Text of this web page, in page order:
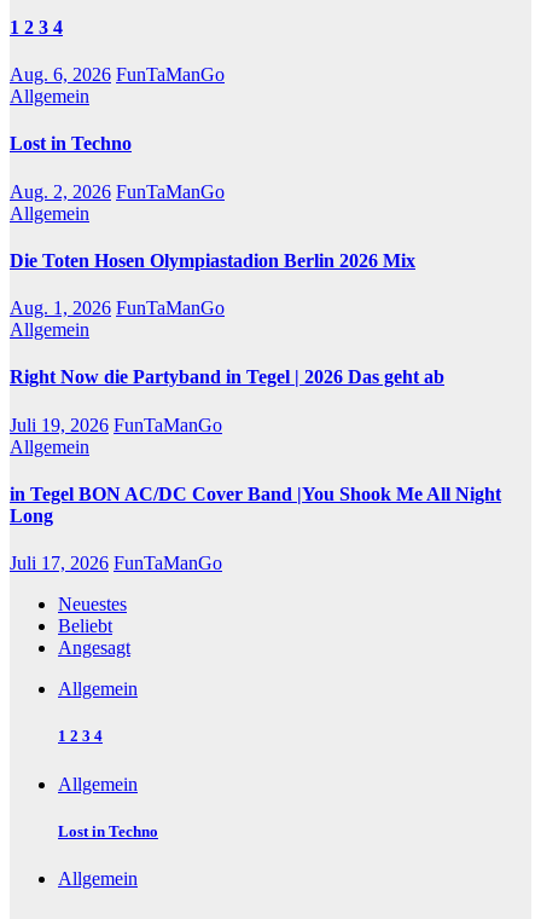
1 2 3 4
Aug. 6, 2026 FunTaManGo
Allgemein
Lost in Techno
Aug. 2, 2026 FunTaManGo
Allgemein
Die Toten Hosen Olympiastadion Berlin 2026 Mix
Aug. 1, 2026 FunTaManGo
Allgemein
Right Now die Partyband in Tegel | 2026 Das geht ab
Juli 19, 2026 FunTaManGo
Allgemein
in Tegel BON AC/DC Cover Band |You Shook Me All Night
Long
Juli 17, 2026 FunTaManGo
Neuestes
Beliebt
Angesagt
Allgemein
1 2 3 4
Allgemein
Lost in Techno
Allgemein